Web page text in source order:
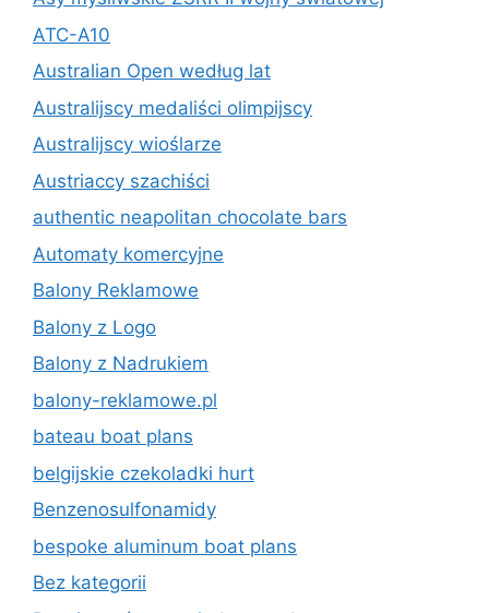
ATC-A10
Australian Open według lat
Australijscy medaliści olimpijscy
Australijscy wioślarze
Austriaccy szachiści
authentic neapolitan chocolate bars
Automaty komercyjne
Balony Reklamowe
Balony z Logo
Balony z Nadrukiem
balony-reklamowe.pl
bateau boat plans
belgijskie czekoladki hurt
Benzenosulfonamidy
bespoke aluminum boat plans
Bez kategorii